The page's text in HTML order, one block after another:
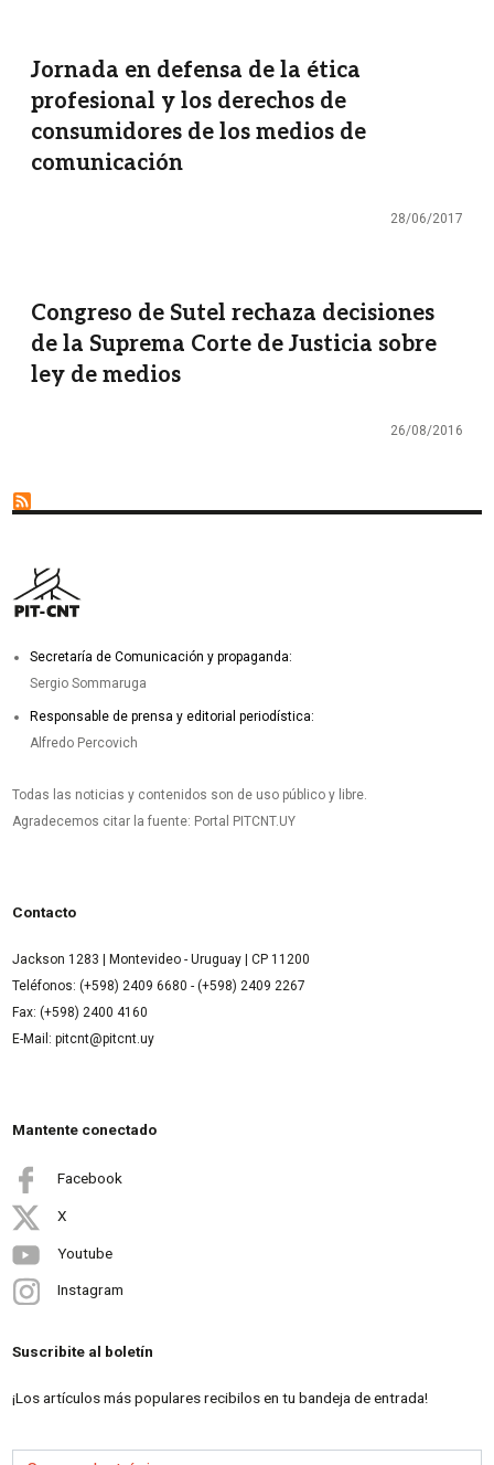
Jornada en defensa de la ética
profesional y los derechos de
consumidores de los medios de
comunicación
28/06/2017
Congreso de Sutel rechaza decisiones
de la Suprema Corte de Justicia sobre
ley de medios
26/08/2016
Secretaría de Comunicación y propaganda:
Sergio Sommaruga
Responsable de prensa y editorial periodística:
Alfredo Percovich
Todas las noticias y contenidos son de uso público y libre.
Agradecemos citar la fuente: Portal PITCNT.UY
Contacto
Jackson 1283 | Montevideo - Uruguay | CP 11200
Teléfonos: (+598) 2409 6680 - (+598) 2409 2267
Fax: (+598) 2400 4160
E-Mail: pitcnt@pitcnt.uy
Mantente conectado
Facebook
X
Youtube
Instagram
Suscribite al boletín
¡Los artículos más populares recibilos en tu bandeja de entrada!